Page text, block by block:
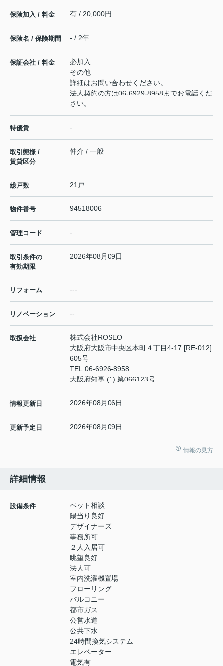
保険加入 / 料金 有 / 20,000円
保険名 / 保険期間 - / 2年
保証会社 / 料金
必加入
その他
詳細はお問い合わせください。
法人契約の方は06-6929-8958までお電話くだ
さい。
特優賃 -
取引態様 /
賃貸区分
仲介 / 一般
総戸数 21戸
物件番号 94518006
管理コード -
取引条件の
有効期限
2026年08月09日
リフォーム ---
リノベーション --
取扱会社
株式会社ROSEO
大阪府大阪市中央区本町４丁目4-17 [RE-012]
605号
TEL:06-6926-8958
大阪府知事 (1) 第066123号
情報更新日 2026年08月06日
更新予定日 2026年08月09日
情報の見方
詳細情報
設備条件
ペット相談
陽当り良好
デザイナーズ
事務所可
２人入居可
眺望良好
法人可
室内洗濯機置場
フローリング
バルコニー
都市ガス
公営水道
公共下水
24時間換気システム
エレベーター
電気有